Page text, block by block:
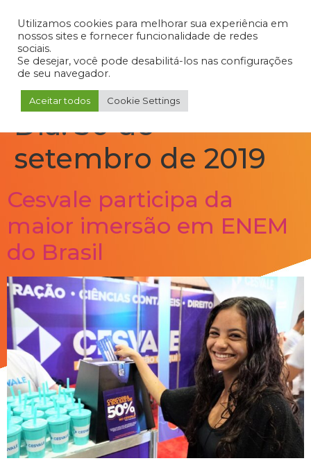
Admin Portal do Aluno Portal do Professor Portal do Coordenador
Dia:30 de
setembro de 2019
Cesvale participa da
maior imersão em ENEM
do Brasil
Utilizamos cookies para melhorar sua experiência em
nossos sites e fornecer funcionalidade de redes
sociais.
Se desejar, você pode desabilitá-los nas configurações
de seu navegador.
Aceitar todos Cookie Settings